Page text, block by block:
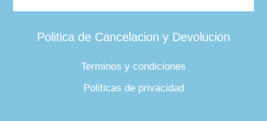
Politica de Cancelacion y Devolucion
Terminos y condiciones
Politicas de privacidad